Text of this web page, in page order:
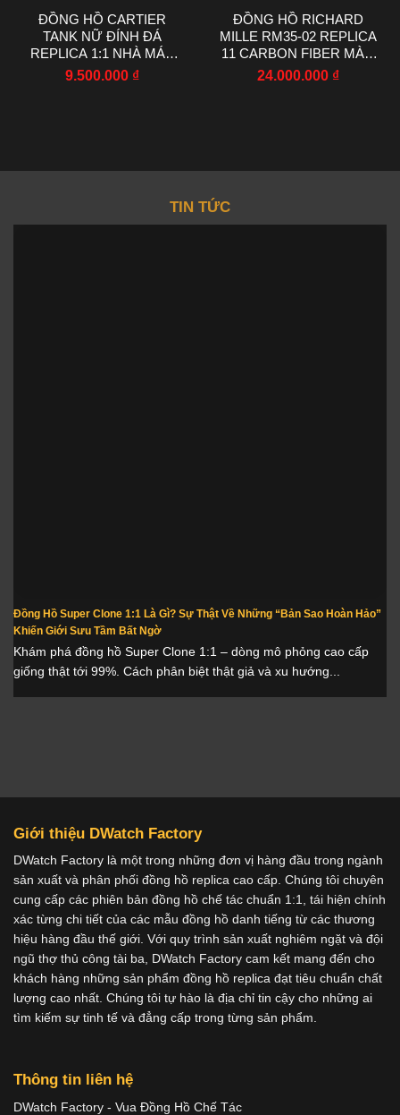
ĐỒNG HỒ CARTIER
TANK NỮ ĐÍNH ĐÁ
REPLICA 1:1 NHÀ MÁY
AF 22X29MM
9.500.000 ₫
ĐỒNG HỒ RICHARD
MILLE RM35-02 REPLICA
11 CARBON FIBER MÀU
ĐỎ NHÀ MÁY RM
24.000.000 ₫
TIN TỨC
Đồng Hồ Super Clone 1:1 Là Gì? Sự Thật Về Những “Bản Sao Hoàn Hảo”
Khiến Giới Sưu Tầm Bất Ngờ
Khám phá đồng hồ Super Clone 1:1 – dòng mô phỏng cao cấp
giống thật tới 99%. Cách phân biệt thật giả và xu hướng...
Giới thiệu DWatch Factory
DWatch Factory là một trong những đơn vị hàng đầu trong ngành
sản xuất và phân phối đồng hồ replica cao cấp. Chúng tôi chuyên
cung cấp các phiên bản đồng hồ chế tác chuẩn 1:1, tái hiện chính
xác từng chi tiết của các mẫu đồng hồ danh tiếng từ các thương
hiệu hàng đầu thế giới. Với quy trình sản xuất nghiêm ngặt và đội
ngũ thợ thủ công tài ba, DWatch Factory cam kết mang đến cho
khách hàng những sản phẩm đồng hồ replica đạt tiêu chuẩn chất
lượng cao nhất. Chúng tôi tự hào là địa chỉ tin cậy cho những ai
tìm kiếm sự tinh tế và đẳng cấp trong từng sản phẩm.
Thông tin liên hệ
DWatch Factory - Vua Đồng Hồ Chế Tác